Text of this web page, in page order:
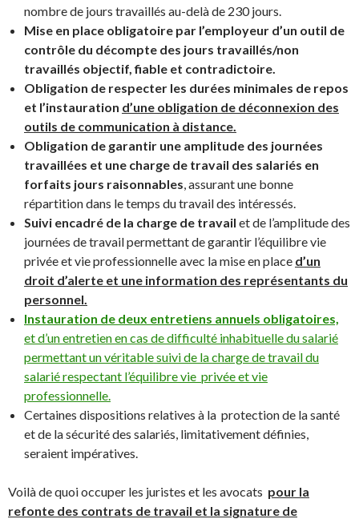
nombre de jours travaillés au-delà de 230 jours.
Mise en place obligatoire par l’employeur d’un outil de
contrôle du décompte des jours travaillés/non
travaillés objectif, fiable et contradictoire.
Obligation de respecter les durées minimales de repos
et l’instauration d’une obligation de déconnexion des
outils de communication à distance.
Obligation de garantir une amplitude des journées
travaillées et une charge de travail des salariés en
forfaits jours raisonnables, assurant une bonne
répartition dans le temps du travail des intéressés.
Suivi encadré de la charge de travail et de l’amplitude des
journées de travail permettant de garantir l’équilibre vie
privée et vie professionnelle avec la mise en place d’un
droit d’alerte et une information des représentants du
personnel.
Instauration de deux entretiens annuels obligatoires,
et d’un entretien en cas de difficulté inhabituelle du salarié
permettant un véritable suivi de la charge de travail du
salarié respectant l’équilibre vie privée et vie
professionnelle.
Certaines dispositions relatives à la protection de la santé
et de la sécurité des salariés, limitativement définies,
seraient impératives.
Voilà de quoi occuper les juristes et les avocats pour la
refonte des contrats de travail et la signature de